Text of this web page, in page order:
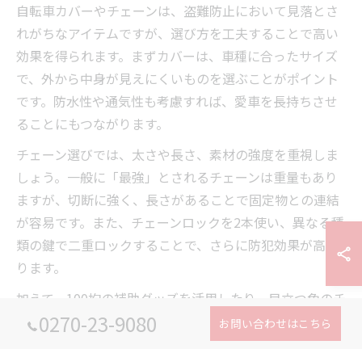
自転車カバーやチェーンは、盗難防止において見落とさ
れがちなアイテムですが、選び方を工夫することで高い
効果を得られます。まずカバーは、車種に合ったサイズ
で、外から中身が見えにくいものを選ぶことがポイント
です。防水性や通気性も考慮すれば、愛車を長持ちさせ
ることにもつながります。
チェーン選びでは、太さや長さ、素材の強度を重視しま
しょう。一般に「最強」とされるチェーンは重量もあり
ますが、切断に強く、長さがあることで固定物との連結
が容易です。また、チェーンロックを2本使い、異なる種
類の鍵で二重ロックすることで、さらに防犯効果が高ま
ります。
加えて、100均の補助グッズを活用したり、目立つ色のチ
ェーンやカバーを選ぶことで、犯人への抑止力を高める
工夫も有効です。日常的に手間を惜しまず、複数の手段
0270-23-9080 お問い合わせはこちら